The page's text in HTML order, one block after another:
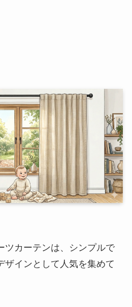
ツカーテンは、シンプルで
ザインとして人気を集めて